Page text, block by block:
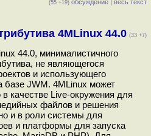
(55 +19) обсуждение | весь текст
4MLinux 44.0 (33 +7)
44.0, минималистичного
не являющегося
и использующего
базе JWM. 4MLinux может
качестве Live-окружения для
файлов и решения
и в роли системы для
и платформы для запуска